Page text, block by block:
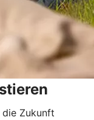
Zukunft